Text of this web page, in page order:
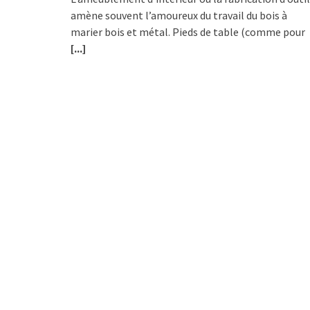
amène souvent l’amoureux du travail du bois à
marier bois et métal. Pieds de table (comme pour
[...]